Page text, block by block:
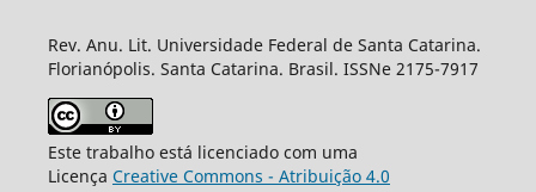
Rev. Anu. Lit. Universidade Federal de Santa Catarina.
Florianópolis. Santa Catarina. Brasil. ISSNe 2175-7917
Este trabalho está licenciado com uma
Licença Creative Commons - Atribuição 4.0